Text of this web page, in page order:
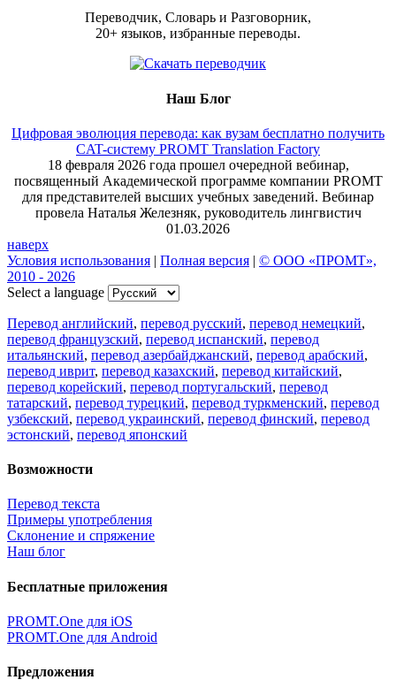
Переводчик, Словарь и Разговорник,
20+ языков, избранные переводы.
Наш Блог
Цифровая эволюция перевода: как вузам бесплатно получить
CAT-систему PROMT Translation Factory
18 февраля 2026 года прошел очередной вебинар,
посвященный Академической программе компании PROMT
для представителей высших учебных заведений. Вебинар
провела Наталья Железняк, руководитель лингвистич
01.03.2026
наверх
Условия использования | Полная версия | © ООО «ПРОМТ»,
2010 - 2026
Select a language
Перевод английский, перевод русский, перевод немецкий,
перевод французский, перевод испанский, перевод
итальянский, перевод азербайджанский, перевод арабский,
перевод иврит, перевод казахский, перевод китайский,
перевод корейский, перевод португальский, перевод
татарский, перевод турецкий, перевод туркменский, перевод
узбекский, перевод украинский, перевод финский, перевод
эстонский, перевод японский
Возможности
Перевод текста
Примеры употребления
Склонение и спряжение
Наш блог
Бесплатные приложения
PROMT.One для iOS
PROMT.One для Android
Предложения